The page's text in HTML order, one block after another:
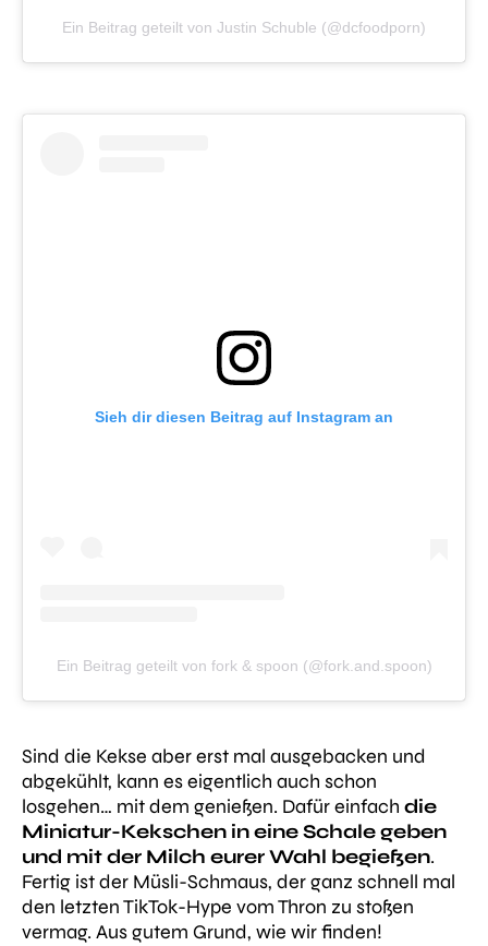
Ein Beitrag geteilt von Justin Schuble (@dcfoodporn)
Sieh dir diesen Beitrag auf Instagram an
Ein Beitrag geteilt von fork & spoon (@fork.and.spoon)
Sind die Kekse aber erst mal ausgebacken und
abgekühlt, kann es eigentlich auch schon
losgehen… mit dem genießen. Dafür einfach die
Miniatur-Kekschen in eine Schale geben
und mit der Milch eurer Wahl begießen.
Fertig ist der Müsli-Schmaus, der ganz schnell mal
den letzten TikTok-Hype vom Thron zu stoßen
vermag. Aus gutem Grund, wie wir finden!